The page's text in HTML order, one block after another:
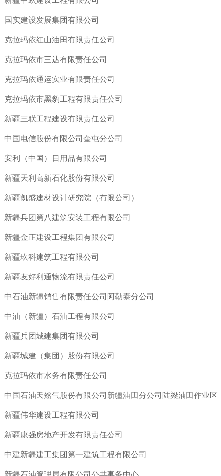
国实建设发展集团有限公司
克拉玛依红山油田有限责任公司
克拉玛依市三达有限责任公司
克拉玛依通运实业有限责任公司
克拉玛依市黑豹工程有限责任公司
新疆三联工程建设有限责任公司
中国电信股份有限公司奎屯分公司
安利（中国）日用品有限公司
新疆天利高新石化股份有限公司
新疆凯盛建材设计研究院（有限公司）
新疆兵团第八建筑安装工程有限公司
新疆金正建设工程集团有限公司
新疆玖科建筑工程有限公司
新疆友好利通物流有限责任公司
中石油新疆销售有限责任公司阿勒泰分公司
中油（新疆）石油工程有限公司
新疆兵团城建集团有限公司
新疆城建（集团）股份有限公司
克拉玛依市水务有限责任公司
中国石油天然气股份有限公司新疆油田分公司陆梁油田作业区
新疆伟华建设工程有限公司
新疆康强房地产开发有限责任公司
中建新疆建工集团第一建筑工程有限公司